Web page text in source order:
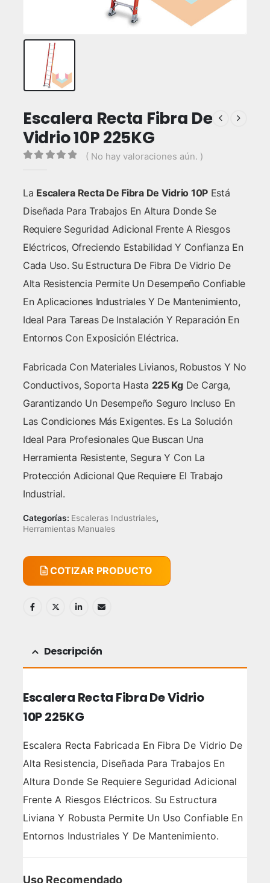
Escalera Recta Fibra De
Vidrio 10P 225KG
( No hay valoraciones aún. )
La Escalera Recta De Fibra De Vidrio 10PEstá
Diseñada Para Trabajos En Altura Donde Se
Requiere Seguridad Adicional Frente A Riesgos
Eléctricos, Ofreciendo Estabilidad Y Confianza En
Cada Uso. Su Estructura De Fibra De Vidrio De
Alta Resistencia Permite Un Desempeño Confiable
En Aplicaciones Industriales Y De Mantenimiento,
Ideal Para Tareas De Instalación Y Reparación En
Entornos Con Exposición Eléctrica.
Fabricada Con Materiales Livianos, Robustos Y No
Conductivos, Soporta Hasta 225 KgDe Carga,
Garantizando Un Desempeño Seguro Incluso En
Las Condiciones Más Exigentes. Es La Solución
Ideal Para Profesionales Que Buscan Una
Herramienta Resistente, Segura Y Con La
Protección Adicional Que Requiere El Trabajo
Industrial.
Categorías: Escaleras Industriales,
Herramientas Manuales
COTIZAR PRODUCTO
Descripción
Escalera Recta Fibra De Vidrio
10P 225KG
Escalera Recta Fabricada En Fibra De Vidrio De
Alta Resistencia, Diseñada Para Trabajos En
Altura Donde Se Requiere Seguridad Adicional
Frente A Riesgos Eléctricos. Su Estructura
Liviana Y Robusta Permite Un Uso Confiable En
Entornos Industriales Y De Mantenimiento.
Uso Recomendado